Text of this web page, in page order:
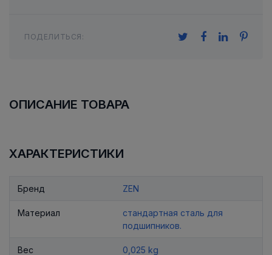
ПОДЕЛИТЬСЯ:
ОПИСАНИЕ ТОВАРА
ХАРАКТЕРИСТИКИ
Бренд ZEN
Материал
стандартная сталь для
подшипников.
Вес 0,025 kg